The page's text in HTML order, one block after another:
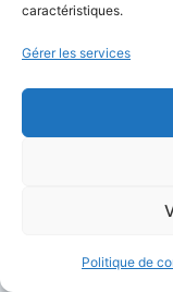
caractéristiques.
Gérer les services
Politique de
est d’évaluer
IA
AWS permet
sans gérer de
Articles